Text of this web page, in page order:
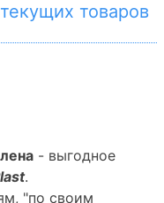
товаров
- выгодное
.
"по своим